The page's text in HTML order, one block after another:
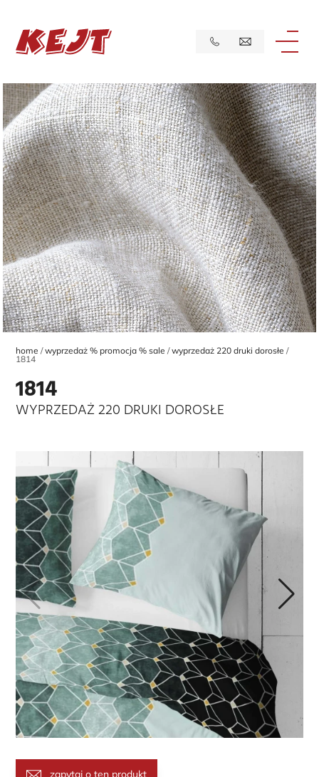
home wyprzedaż % promocja % sale
wyprzedaż 220 druki dorosłe
1814
1814
WYPRZEDAŻ 220 DRUKI DOROSŁE
zapytaj o ten produkt